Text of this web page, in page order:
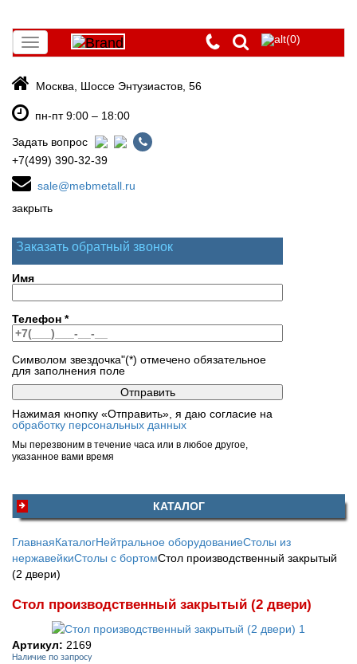
Toggle
navigation
(0)
Москва, Шоссе Энтузиастов, 56
пн-пт 9:00 – 18:00
Задать вопрос
+7(499) 390-32-39
sale@mebmetall.ru
закрыть
Заказать обратный звонок
Имя
Телефон *
Символом звездочка"(*) отмечено обязательное
для заполнения поле
Нажимая кнопку «Отправить», я даю согласие на
обработку персональных данных
Мы перезвоним в течение часа или в любое другое,
указанное вами время
КАТАЛОГ
ГлавнаяКаталогНейтральное оборудованиеСтолы из
нержавейкиСтолы с бортомСтол производственный закрытый
(2 двери)
Стол производственный закрытый (2 двери)
Артикул: 2169
Наличие по запросу